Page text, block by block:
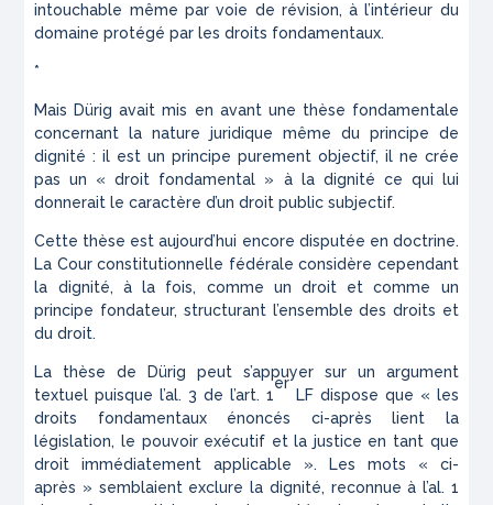
intouchable même par voie de révision, à l’intérieur du
domaine protégé par les droits fondamentaux.
*
Mais Dürig avait mis en avant une thèse fondamentale
concernant la nature juridique même du principe de
dignité : il est un principe purement objectif, il ne crée
pas un « droit fondamental » à la dignité ce qui lui
donnerait le caractère d’un droit public subjectif.
Cette thèse est aujourd’hui encore disputée en doctrine.
La Cour constitutionnelle fédérale considère cependant
la dignité, à la fois, comme un droit et comme un
principe fondateur, structurant l’ensemble des droits et
du droit.
La thèse de Dürig peut s’appuyer sur un argument
textuel puisque l’al. 3 de l’art. 1
er
LF dispose que « les
droits fondamentaux énoncés ci-après lient la
législation, le pouvoir exécutif et la justice en tant que
droit immédiatement applicable ». Les mots « ci-
après » semblaient exclure la dignité, reconnue à l’al. 1